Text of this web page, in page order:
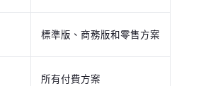
標準版、商務版和零售方案
所有付費方案